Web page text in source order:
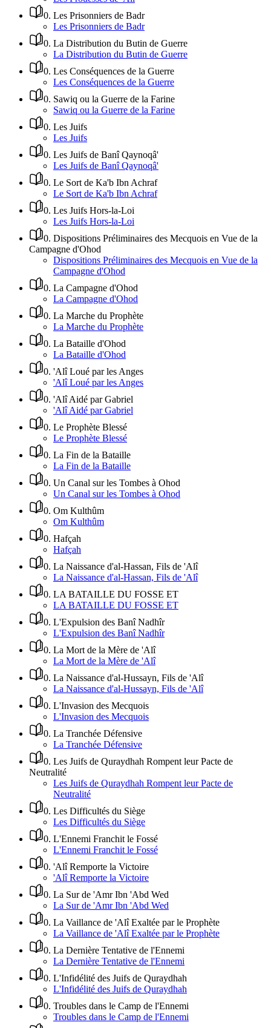
0. Les Prisonniers de Badr
Les Prisonniers de Badr
0. La Distribution du Butin de Guerre
La Distribution du Butin de Guerre
0. Les Conséquences de la Guerre
Les Conséquences de la Guerre
0. Sawiq ou la Guerre de la Farine
Sawiq ou la Guerre de la Farine
0. Les Juifs
Les Juifs
0. Les Juifs de Banî Qaynoqâ'
Les Juifs de Banî Qaynoqâ'
0. Le Sort de Ka'b Ibn Achraf
Le Sort de Ka'b Ibn Achraf
0. Les Juifs Hors-la-Loi
Les Juifs Hors-la-Loi
0. Dispositions Préliminaires des Mecquois en Vue de la
Campagne d'Ohod
Dispositions Préliminaires des Mecquois en Vue de la
Campagne d'Ohod
0. La Campagne d'Ohod
La Campagne d'Ohod
0. La Marche du Prophète
La Marche du Prophète
0. La Bataille d'Ohod
La Bataille d'Ohod
0. 'Alî Loué par les Anges
'Alî Loué par les Anges
0. 'Alî Aidé par Gabriel
'Alî Aidé par Gabriel
0. Le Prophète Blessé
Le Prophète Blessé
0. La Fin de la Bataille
La Fin de la Bataille
0. Un Canal sur les Tombes à Ohod
Un Canal sur les Tombes à Ohod
0. Om Kulthûm
Om Kulthûm
0. Hafçah
Hafçah
0. La Naissance d'al-Hassan, Fils de 'Alî
La Naissance d'al-Hassan, Fils de 'Alî
0. LA BATAILLE DU FOSSE ET
LA BATAILLE DU FOSSE ET
0. L'Expulsion des Banî Nadhîr
L'Expulsion des Banî Nadhîr
0. La Mort de la Mère de 'Alî
La Mort de la Mère de 'Alî
0. La Naissance d'al-Hussayn, Fils de 'Alî
La Naissance d'al-Hussayn, Fils de 'Alî
0. L'Invasion des Mecquois
L'Invasion des Mecquois
0. La Tranchée Défensive
La Tranchée Défensive
0. Les Juifs de Quraydhah Rompent leur Pacte de
Neutralité
Les Juifs de Quraydhah Rompent leur Pacte de
Neutralité
0. Les Difficultés du Siège
Les Difficultés du Siège
0. L'Ennemi Franchit le Fossé
L'Ennemi Franchit le Fossé
0. 'Alî Remporte la Victoire
'Alî Remporte la Victoire
0. La Sur de 'Amr Ibn 'Abd Wed
La Sur de 'Amr Ibn 'Abd Wed
0. La Vaillance de 'Alî Exaltée par le Prophète
La Vaillance de 'Alî Exaltée par le Prophète
0. La Dernière Tentative de l'Ennemi
La Dernière Tentative de l'Ennemi
0. L'Infidélité des Juifs de Quraydhah
L'Infidélité des Juifs de Quraydhah
0. Troubles dans le Camp de l'Ennemi
Troubles dans le Camp de l'Ennemi